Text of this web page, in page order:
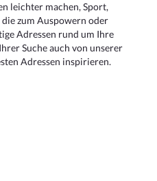
leichter machen, Sport,
zum Auspowern oder
Adressen rund um Ihre
Suche auch von unserer
Adressen inspirieren.